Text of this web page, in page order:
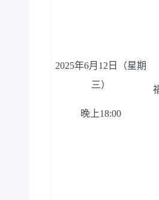
2025年6月 12 日（星期
三）
晚上18:00